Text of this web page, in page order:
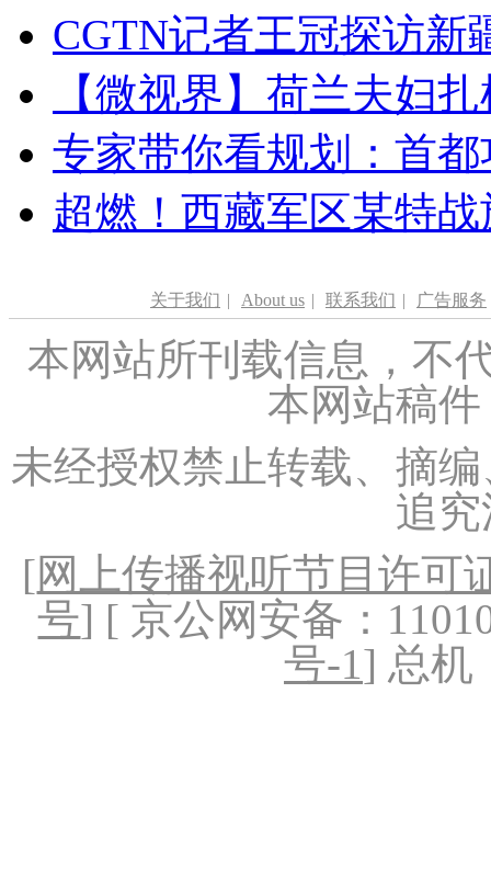
CGTN记者王冠探访新
【微视界】荷兰夫妇
专家带你看规划：首
超燃！西藏军区某特
关于我们 | About us | 联系我们 | 广告服务
本网站所刊载信息，不
本网站稿
未经授权禁止转载、摘
追
[网上传播视听节目许可
号] [ 京公网安备：
号-1] 总机